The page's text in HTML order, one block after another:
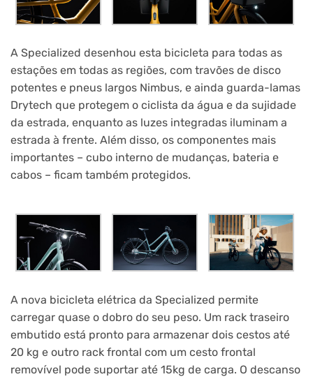
A Specialized desenhou esta bicicleta para todas as
estações em todas as regiões, com travões de disco
potentes e pneus largos Nimbus, e ainda guarda-lamas
Drytech que protegem o ciclista da água e da sujidade
da estrada, enquanto as luzes integradas iluminam a
estrada à frente. Além disso, os componentes mais
importantes – cubo interno de mudanças, bateria e
cabos – ficam também protegidos.
A nova bicicleta elétrica da Specialized permite
carregar quase o dobro do seu peso. Um rack traseiro
embutido está pronto para armazenar dois cestos até
20 kg e outro rack frontal com um cesto frontal
removível pode suportar até 15kg de carga. O descanso